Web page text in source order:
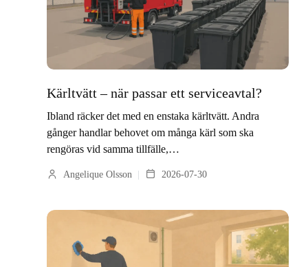
Kärltvätt – när passar ett serviceavtal?
Ibland räcker det med en enstaka kärltvätt. Andra
gånger handlar behovet om många kärl som ska
rengöras vid samma tillfälle,…
Angelique Olsson 2026-07-30